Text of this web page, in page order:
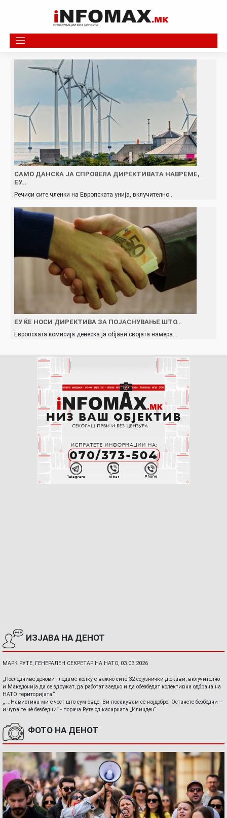
САМО ДАНСКА ЈА СПРОВЕЛА ДИРЕКТИВАТА НАВРЕМЕ,
ЕУ…
Речиси сите членки на Европската унија, вклучително…
ЕУ ЌЕ НОСИ ДИРЕКТИВА ЗА ПОЈАСНУВАЊЕ ШТО…
Европската комисија денеска ја објави својата намера…
ИЗЈАВА НА ДЕНОТ
МАРК РУТЕ, ГЕНЕРАЛЕН СЕКРЕТАР НА НАТО, 03.03.2026
„Последниве денови гледаме колку е важно сите 32 сојузнички држави, вклучително
и Македонија да се здружат, да работат заедно и да обезбедат колективна одбрана на
НАТО територијата.“
„ ...Навистина ми е чест што сум овде. Ви посакувам сè најдобро. Останете безбедни –
и чувајте нè безбедни“ - порача Руте од касарната „Илинден“.
ФОТО НА ДЕНОТ